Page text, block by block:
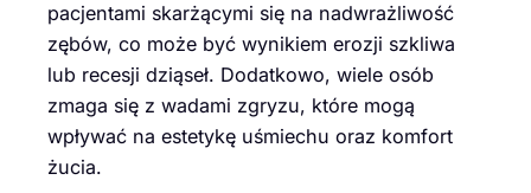
pacjentami skarżącymi się na nadwrażliwość
zębów, co może być wynikiem erozji szkliwa
lub recesji dziąseł. Dodatkowo, wiele osób
zmaga się z wadami zgryzu, które mogą
wpływać na estetykę uśmiechu oraz komfort
żucia.